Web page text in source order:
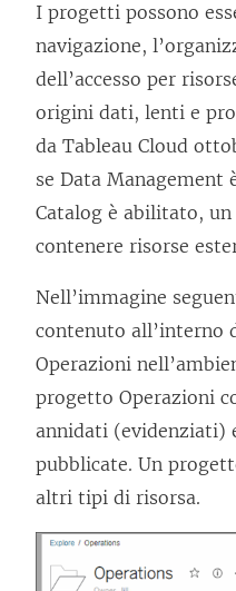
I progetti possono
navigazione,
dell’accesso per
origini dati, lenti e
da Tableau Cloud
se Data Management
Catalog è abilitato,
contenere risorse
Nell’immagine
contenuto all’interno
Operazioni
progetto Operazioni
annidati (evidenziati)
pubblicate. Un
altri tipi di risorsa.